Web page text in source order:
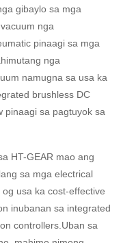
gibaylo sa mga
nga
pinaagi sa mga
nga
namugna sa usa ka
brushless DC
pinaagi sa pagtuyok sa
HT-GEAR mao ang
sa mga electrical
usa ka cost-effective
inubanan sa integrated
controllers.Uban sa